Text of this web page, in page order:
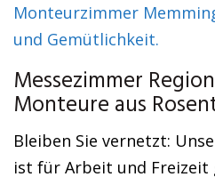
Monteurzimmer
und Gemütlichkeit.
Messezimmer
Monteure aus
Bleiben Sie vernetzt:
ist für Arbeit und Freizeit